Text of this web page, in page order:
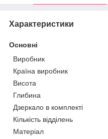
Характеристики
Основні
Виробник
Країна виробник
Висота
Глибина
Дзеркало в комплекті
Кількість відділень
Матеріал